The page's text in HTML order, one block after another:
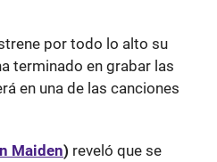
por todo lo alto su
terminado en grabar las
en una de las canciones
Maiden) reveló que se